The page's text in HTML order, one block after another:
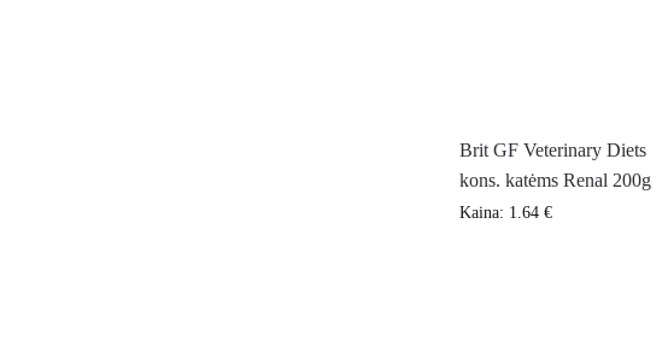
Brit GF Veterinary Diets
kons. katėms Renal 200g
Kaina: 1.64 €